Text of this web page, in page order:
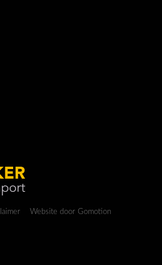
Website door Gomotion